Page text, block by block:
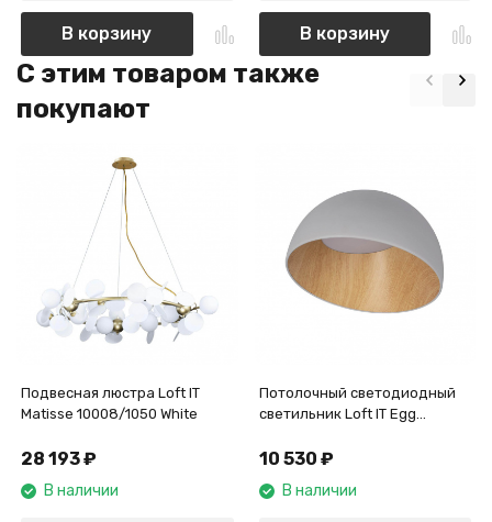
В корзину В корзину
C этим товаром также
покупают
Подвесная люстра Loft IT
Matisse 10008/1050 White
28 193₽
В наличии
Потолочный светодиодный
светильник Loft IT Egg
10 530 ₽
В наличии